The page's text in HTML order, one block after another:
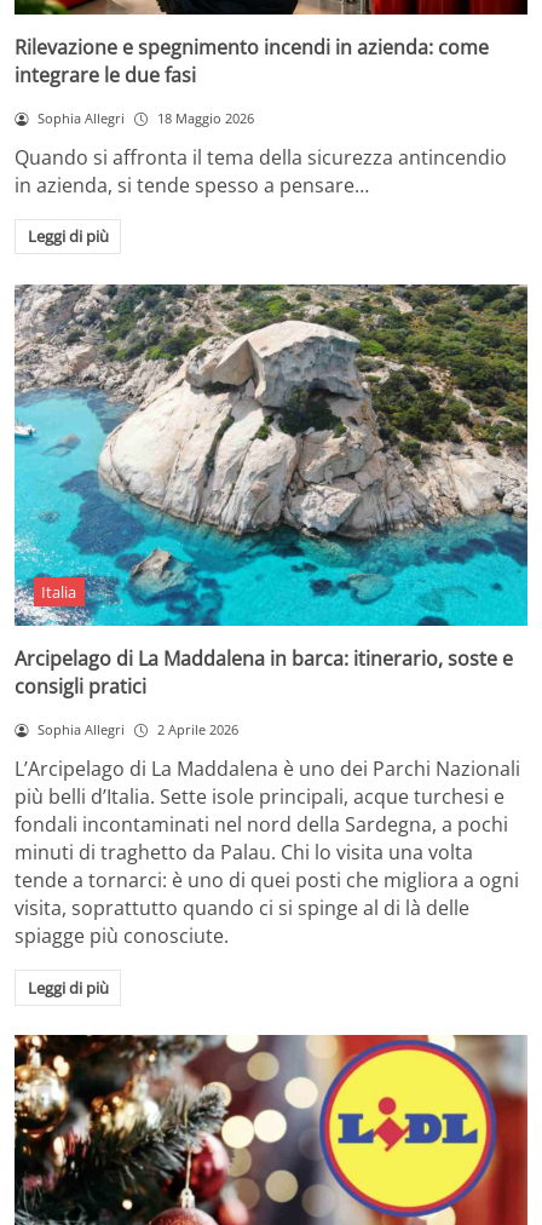
Rilevazione e spegnimento incendi in azienda: come
integrare le due fasi
Sophia Allegri 18 Maggio 2026
Quando si affronta il tema della sicurezza antincendio
in azienda, si tende spesso a pensare…
Leggi di più
Italia
Arcipelago di La Maddalena in barca: itinerario, soste e
consigli pratici
Sophia Allegri 2 Aprile 2026
L’Arcipelago di La Maddalena è uno dei Parchi Nazionali
più belli d’Italia. Sette isole principali, acque turchesi e
fondali incontaminati nel nord della Sardegna, a pochi
minuti di traghetto da Palau. Chi lo visita una volta
tende a tornarci: è uno di quei posti che migliora a ogni
visita, soprattutto quando ci si spinge al di là delle
spiagge più conosciute.
Leggi di più